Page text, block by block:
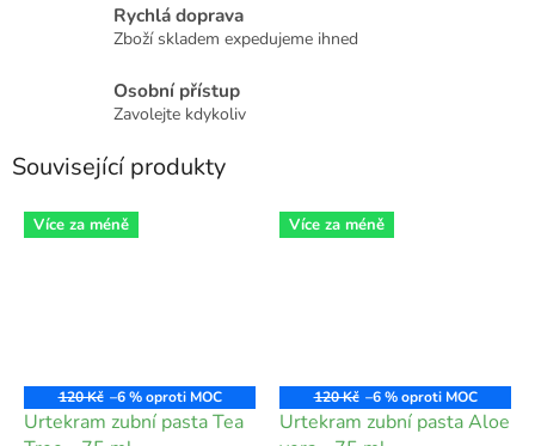
Rychlá doprava
Zboží skladem expedujeme ihned
Osobní přístup
Zavolejte kdykoliv
Související produkty
Více za méně
120 Kč –6 %
Urtekram zubní pasta Tea
Více za méně
120 Kč –6 %
Urtekram zubní pasta Aloe